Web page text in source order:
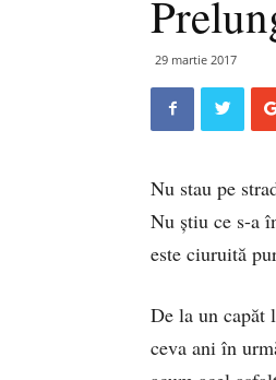
29 martie 2017
Nu stau pe
Nu ştiu ce s-a
este ciuruită
De la un capăt
ceva ani în